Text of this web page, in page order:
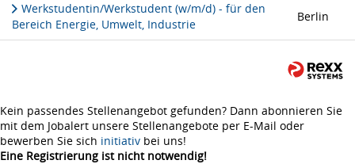
Werkstudentin/Werkstudent (w/m/d) - für den
Bereich Energie, Umwelt, Industrie
Berlin
Kein passendes Stellenangebot gefunden? Dann abonnieren Sie
mit dem Jobalert unsere Stellenangebote per E-Mail oder
bewerben Sie sich initiativ bei uns!
Eine Registrierung ist nicht notwendig!